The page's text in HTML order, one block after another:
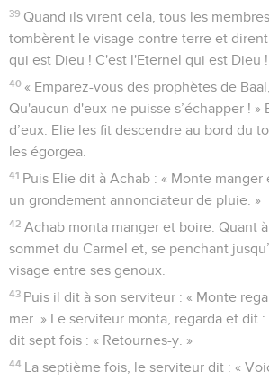
39 Quand ils virent cela, tous les
tombèrent le visage contre terre et dirent
qui est Dieu ! C'est l'Eternel qui est Dieu !
40 « Emparez-vous des prophètes de
Qu'aucun d'eux ne puisse s’échapper ! »
d’eux. Elie les fit descendre au bord du
les égorgea.
41 Puis Elie dit à Achab : « Monte manger
un grondement annonciateur de pluie. »
42 Achab monta manger et boire. Quant
sommet du Carmel et, se penchant
visage entre ses genoux.
43 Puis il dit à son serviteur : « Monte
mer. » Le serviteur monta, regarda et dit :
dit sept fois : « Retournes-y. »
44 La septième fois, le serviteur dit : «